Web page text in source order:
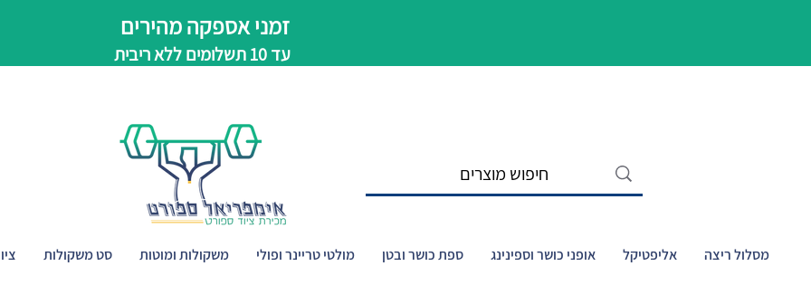
זמני אספקה מהירים
עד 10 תשלומים ללא ריבית
מסלול ריצה אליפטיקל אופני כושר וספינינג ספת כושר ובטן מולטי טריינר ופולי משקולות ומוטות סט משקולות